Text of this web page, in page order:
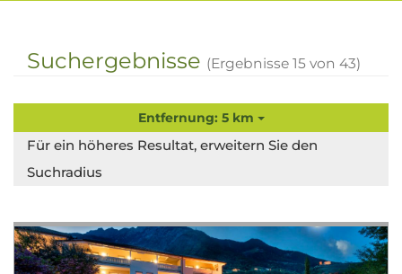
Suchergebnisse (Ergebnisse 15 von 43)
Entfernung: 5 km
Für ein höheres Resultat, erweitern Sie den
Suchradius